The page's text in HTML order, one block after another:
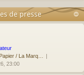
de presse
/ La Marq…
23:00